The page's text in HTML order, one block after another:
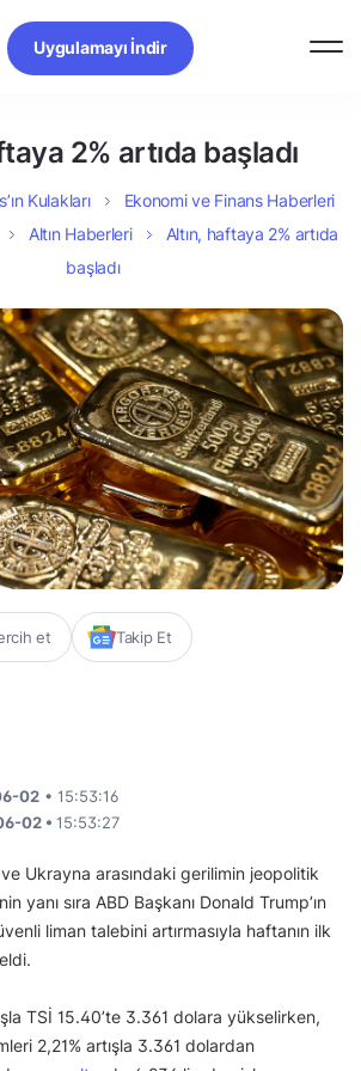
Uygulamayı İndir
2% artıda başladı
Kulakları
Ekonomi ve Finans Haberleri
Altın Haberleri
Altın, haftaya 2% artıda
başladı
et Takip Et
02 • 15:53:16
02 • 15:53:27
Ukrayna arasındaki gerilimin jeopolitik
yanı sıra ABD Başkanı Donald Trump’ın
liman talebini artırmasıyla haftanın ilk
TSİ 15.40’te 3.361 dolara yükselirken,
2,21% artışla 3.361 dolardan